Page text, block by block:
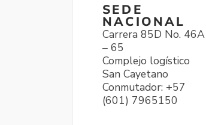
SEDE
NACIONAL
Carrera 85D No. 46A
– 65
Complejo logístico
San Cayetano
Conmutador: +57
(601) 7965150